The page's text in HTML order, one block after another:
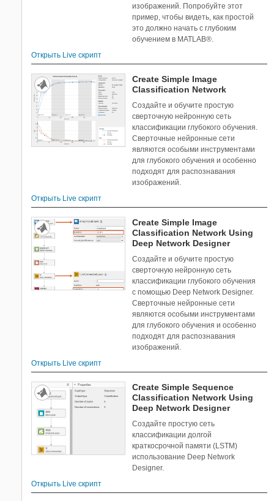
ROS Toolbox
Satellite Communications Toolbox
Sensor Fusion and Tracking Toolbox
SerDes Toolbox
Signal Integrity Toolbox
Signal Processing Toolbox
Simscape Driveline
Simscape Electrical
Simscape Fluids
Simscape Multibody
Simulink 3D Animation
Simulink Compiler
Simulink Real-Time
Simulink Report Generator
Simulink Requirements
Simulink Test
SoC Blockset
Stateflow
Symbolic Math Toolbox
изображений. Попробуйте этот
пример, чтобы видеть, как простой
это должно начать с глубоким
обучением в MATLAB®.
Открыть Live скрипт
Create Simple Image
Classification Network
Создайте и обучите простую
сверточную нейронную сеть
классификации глубокого обучения.
Сверточные нейронные сети
являются особыми инструментами
для глубокого обучения и особенно
подходят для распознавания
изображений.
Открыть Live скрипт
Create Simple Image
Classification Network Using
Deep Network Designer
Создайте и обучите простую
сверточную нейронную сеть
классификации глубокого обучения
с помощью Deep Network Designer.
Сверточные нейронные сети
являются особыми инструментами
для глубокого обучения и особенно
подходят для распознавания
изображений.
Открыть Live скрипт
Create Simple Sequence
Classification Network Using
Deep Network Designer
Создайте простую сеть
классификации долгой
краткосрочной памяти (LSTM)
использование Deep Network
Designer.
Открыть Live скрипт